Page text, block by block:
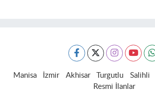
Manisa İzmir Akhisar Turgutlu Salihli
Resmi İlanlar